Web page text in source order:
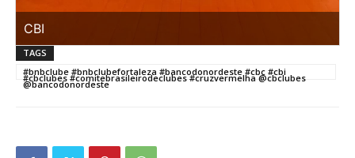
CBI
TAGS
#bnbclube #bnbclubefortaleza #bancodonordeste #cbc #cbi
#cbclubes #comitebrasileirodeclubes #cruzvermelha @cbclubes
@bancodonordeste